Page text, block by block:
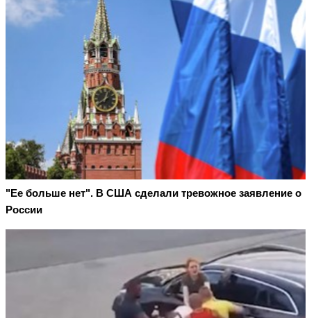
"Ее больше нет". В США сделали тревожное заявление о
России